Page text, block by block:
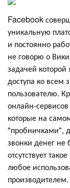
Facebook
уникальную
и постоянно
не говорю о
задачей
доступа ко всем
пользователю.
онлайн-
которые на
"пробничками",
звонки денег не
отсутствует
любое